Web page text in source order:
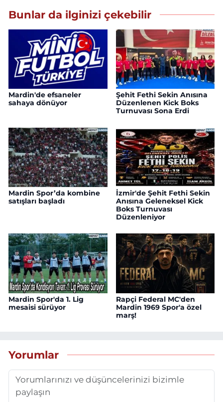
Bunlar da ilginizi çekebilir
Mardin'de efsaneler
sahaya dönüyor
Şehit Fethi Sekin Anısına
Düzenlenen Kick Boks
Turnuvası Sona Erdi
Mardin Spor’da kombine
satışları başladı
İzmir'de Şehit Fethi Sekin
Anısına Geleneksel Kick
Boks Turnuvası
Düzenleniyor
Mardin Spor'da 1. Lig
mesaisi sürüyor
Rapçi Federal MC'den
Mardin 1969 Spor'a özel
marş!
Yorumlar